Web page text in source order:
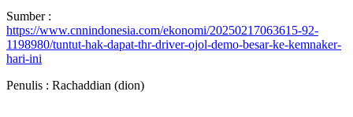
Sumber :
https://www.cnnindonesia.com/ekonomi/20250217063615-92-
1198980/tuntut-hak-dapat-thr-driver-ojol-demo-besar-ke-kemnaker-
hari-ini
Penulis : Rachaddian (dion)